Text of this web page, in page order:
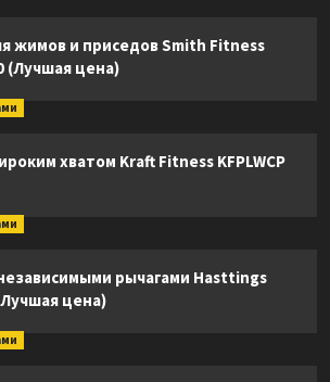
жимов и приседов Smith Fitness
(Лучшая цена)
хватом Kraft Fitness KFPLWCP
рычагами Hasttings
цена)